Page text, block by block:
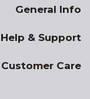
General Info
Help & Support
Customer Care